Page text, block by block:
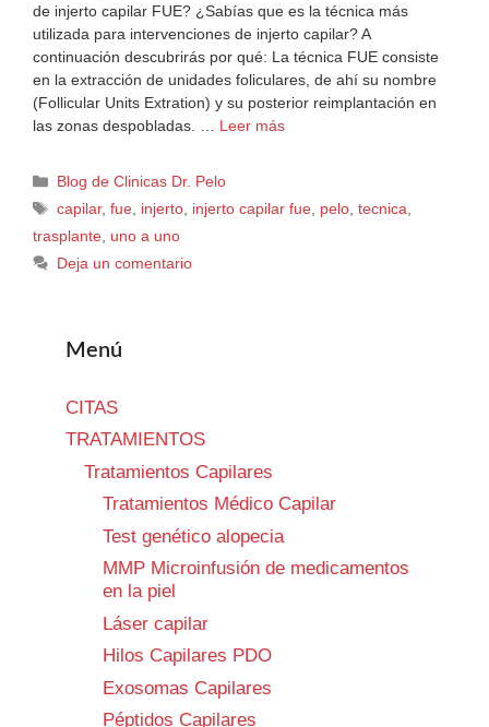
de injerto capilar FUE? ¿Sabías que es la técnica más
utilizada para intervenciones de injerto capilar? A
continuación descubrirás por qué: La técnica FUE consiste
en la extracción de unidades foliculares, de ahí su nombre
(Follicular Units Extration) y su posterior reimplantación en
las zonas despobladas. … Leer más
Blog de Clinicas Dr. Pelo
capilar,fue injerto injerto capilar fue pelo ,tecnica
trasplante uno a uno
Deja un comentario
Menú
CITAS
TRATAMIENTOS
Tratamientos Capilares
Tratamientos Médico Capilar
Test genético alopecia
MMP Microinfusión de medicamentos
en la piel
Láser capilar
Hilos Capilares PDO
Exosomas Capilares
Péptidos Capilares